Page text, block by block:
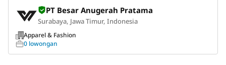
PT Besar Anugerah Pratama
Surabaya, Jawa Timur, Indonesia
Apparel & Fashion
0 lowongan